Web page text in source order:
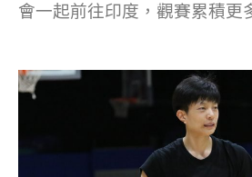
會一起前往印度，觀賽累積更